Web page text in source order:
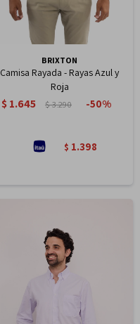
BRIXTON
Camisa Rayada - Rayas Azul y
Roja
$ 1.645 $3.290 50
$ 1.398